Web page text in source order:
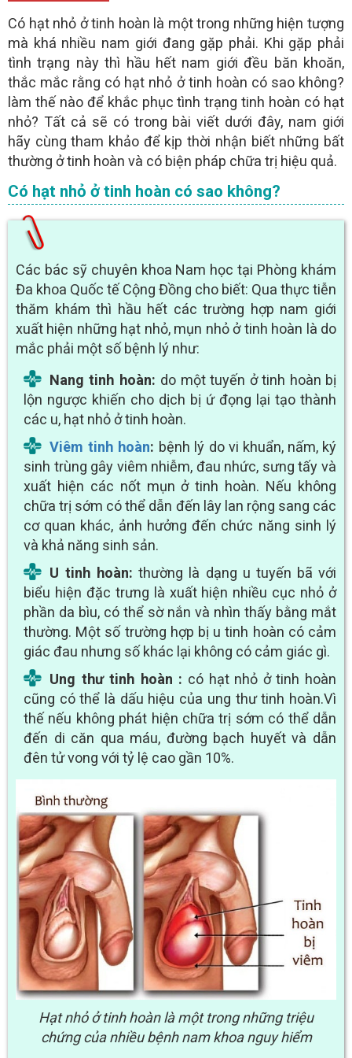
Có hạt nhỏ ở tinh hoàn là một trong những hiện tượng
mà khá nhiều nam giới đang gặp phải. Khi gặp phải
tình trạng này thì hầu hết nam giới đều băn khoăn,
thắc mắc rằng có hạt nhỏ ở tinh hoàn có sao không?
làm thế nào để khắc phục tình trạng tinh hoàn có hạt
nhỏ? Tất cả sẽ có trong bài viết dưới đây, nam giới
hãy cùng tham khảo để kịp thời nhận biết những bất
thường ở tinh hoàn và có biện pháp chữa trị hiệu quả.
Có hạt nhỏ ở tinh hoàn có sao không?
Các bác sỹ chuyên khoa Nam học tại Phòng khám
Đa khoa Quốc tế Cộng Đồng cho biết: Qua thực tiễn
thăm khám thì hầu hết các trường hợp nam giới
xuất hiện những hạt nhỏ, mụn nhỏ ở tinh hoàn là do
mắc phải một số bệnh lý như:
Nang tinh hoàn: do một tuyến ở tinh hoàn bị
lộn ngược khiến cho dịch bị ứ đọng lại tạo thành
các u, hạt nhỏ ở tinh hoàn.
Viêm tinh hoàn: bệnh lý do vi khuẩn, nấm, ký
sinh trùng gây viêm nhiễm, đau nhức, sưng tấy và
xuất hiện các nốt mụn ở tinh hoàn. Nếu không
chữa trị sớm có thể dẫn đến lây lan rộng sang các
cơ quan khác, ảnh hưởng đến chức năng sinh lý
và khả năng sinh sản.
U tinh hoàn: thường là dạng u tuyến bã với
biểu hiện đặc trưng là xuất hiện nhiều cục nhỏ ở
phần da bìu, có thể sờ nắn và nhìn thấy bằng mắt
thường. Một số trường hợp bị u tinh hoàn có cảm
giác đau nhưng số khác lại không có cảm giác gì.
Ung thư tinh hoàn : có hạt nhỏ ở tinh hoàn
cũng có thể là dấu hiệu của ung thư tinh hoàn.Vì
thế nếu không phát hiện chữa trị sớm có thể dẫn
đến di căn qua máu, đường bạch huyết và dẫn
đên tử vong với tỷ lệ cao gần 10%.
Hạt nhỏ ở tinh hoàn là một trong những triệu
chứng của nhiều bệnh nam khoa nguy hiểm
- Người bệnh nên chát với
BÁC SĨ
qua khung chát trực
tuyến để không tốn chi phí điện thoại
GỬI
TƯ VẤN TRỰC TUYẾN ONLINE (miễn phí)